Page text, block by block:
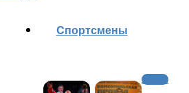
Cпортсмены
Хоккей